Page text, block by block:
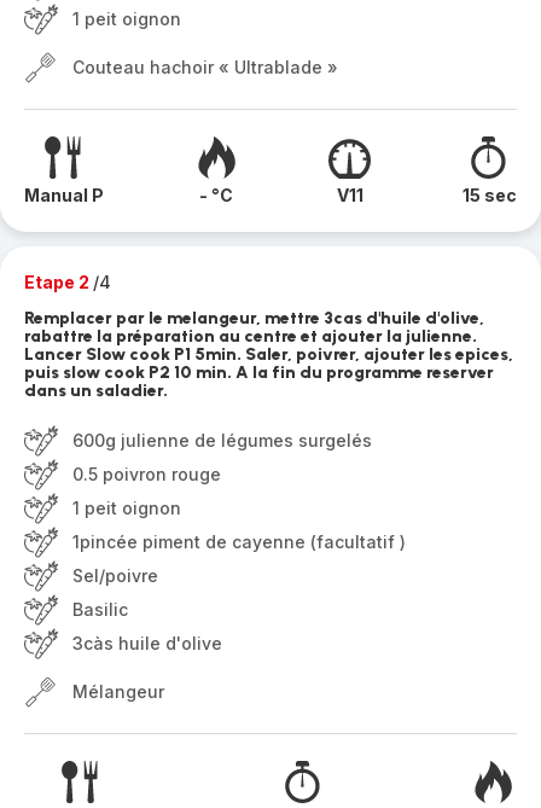
1 peit oignon
Couteau hachoir « Ultrablade »
Manual P - °C V11 15 sec
Etape 2 /4
Remplacer par le melangeur, mettre 3cas d'huile d'olive,
rabattre la préparation au centre et ajouter la julienne.
Lancer Slow cook P1 5min. Saler, poivrer, ajouter les epices,
puis slow cook P2 10 min. A la fin du programme reserver
dans un saladier.
600g julienne de légumes surgelés
0.5 poivron rouge
1 peit oignon
1pincée piment de cayenne (facultatif )
Sel/poivre
Basilic
3càs huile d'olive
Mélangeur